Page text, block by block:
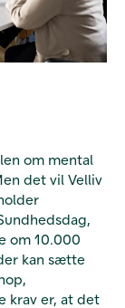
om mental
det vil Velliv
om 10.000
kan sætte
krav er, at det